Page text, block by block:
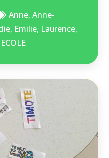
Anne,Anne-
, Emilie, Laurence,